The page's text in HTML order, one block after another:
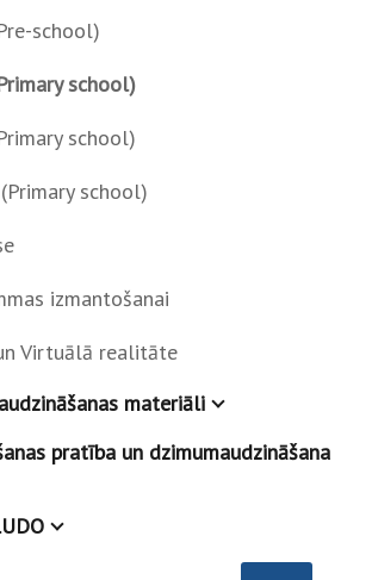
school)
school)
school)
school)
izmantošanai
Virtuālā realitāte
materiāli
pratība un dzimumaudzināšana